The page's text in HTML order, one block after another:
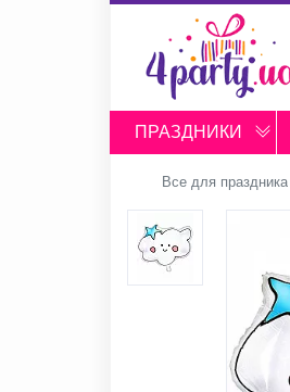
ПРАЗДНИКИ
Все для праздника